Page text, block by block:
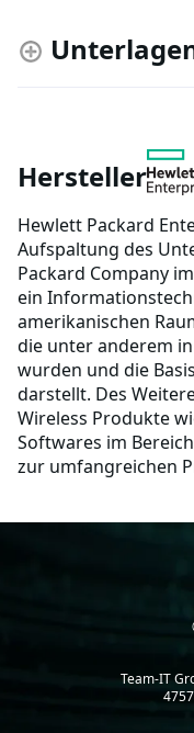
Hersteller
Hewlett Packard
Aufspaltung des
Packard Company
ein
amerikanischen
die unter anderem
wurden und die
darstellt. Des
Wireless Produkte
Softwares im
zur umfangreichen
Team-IT